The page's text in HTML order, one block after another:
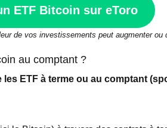
ETF Bitcoin sur eToro
de vos investissements peut augmenter
au comptant ?
les ETF à terme ou au comptant